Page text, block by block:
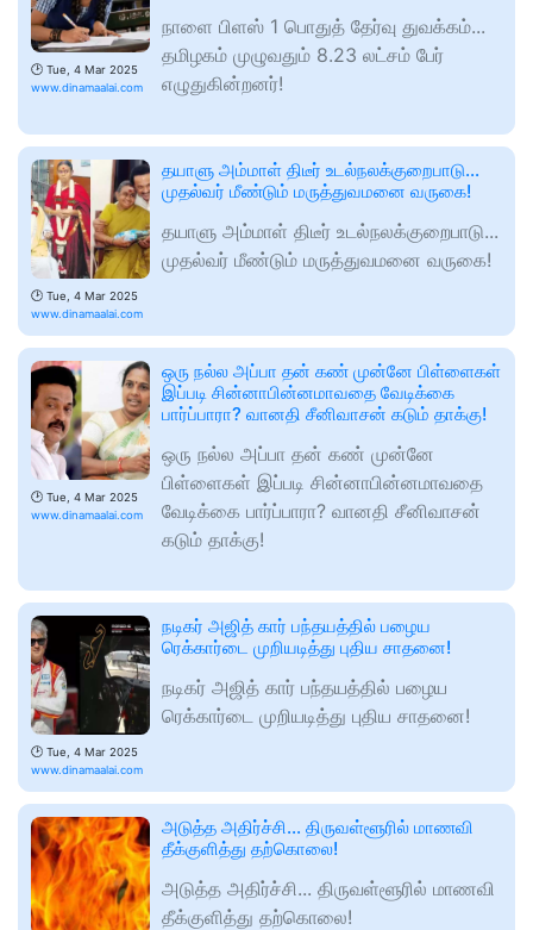
🕑 Tue, 4 Mar 2025
www.dinamaalai.com
நாளை பிளஸ் 1 பொதுத் தேர்வு துவக்கம்...
தமிழகம் முழுவதும் 8.23 லட்சம் பேர்
எழுதுகின்றனர்!
🕑 Tue, 4 Mar 2025
www.dinamaalai.com
தயாளு அம்மாள் திடீர் உடல்நலக்குறைபாடு...
முதல்வர் மீண்டும் மருத்துவமனை வருகை!
தயாளு அம்மாள் திடீர் உடல்நலக்குறைபாடு...
முதல்வர் மீண்டும் மருத்துவமனை வருகை!
🕑 Tue, 4 Mar 2025
www.dinamaalai.com
ஒரு நல்ல அப்பா தன் கண் முன்னே பிள்ளைகள்
இப்படி சின்னாபின்னமாவதை வேடிக்கை
பார்ப்பாரா? வானதி சீனிவாசன் கடும் தாக்கு!
ஒரு நல்ல அப்பா தன் கண் முன்னே
பிள்ளைகள் இப்படி சின்னாபின்னமாவதை
வேடிக்கை பார்ப்பாரா? வானதி சீனிவாசன்
கடும் தாக்கு!
🕑 Tue, 4 Mar 2025
www.dinamaalai.com
நடிகர் அஜித் கார் பந்தயத்தில் பழைய
ரெக்கார்டை முறியடித்து புதிய சாதனை!
நடிகர் அஜித் கார் பந்தயத்தில் பழைய
ரெக்கார்டை முறியடித்து புதிய சாதனை!
அடுத்த அதிர்ச்சி... திருவள்ளூரில் மாணவி
தீக்குளித்து தற்கொலை!
அடுத்த அதிர்ச்சி... திருவள்ளூரில் மாணவி
தீக்குளித்து தற்கொலை!